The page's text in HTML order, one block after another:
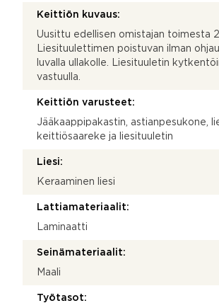
Keittiön kuvaus:
Uusittu edellisen omistajan toimesta
Liesituulettimen poistuvan ilman
luvalla ullakolle. Liesituuletin
vastuulla.
Keittiön varusteet:
Jääkaappipakastin, astianpesukone,
keittiösaareke ja liesituuletin
Liesi:
Keraaminen liesi
Lattiamateriaalit:
Laminaatti
Seinämateriaalit:
Maali
Työtasot: